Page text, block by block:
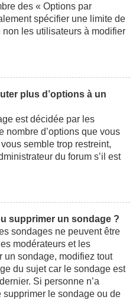
des « Options par
spécifier une limite de
les utilisateurs à modifier
plus d’options à un
est décidée par les
nombre d’options que vous
semble trop restreint,
du forum s’il est
supprimer un sondage ?
sondages ne peuvent être
modérateurs et les
un sondage, modifiez tout
du sujet car le sondage est
Si personne n’a
le sondage ou de